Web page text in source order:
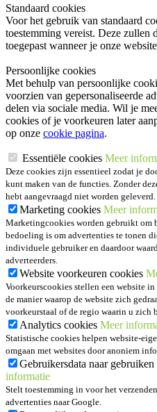
Standaard cookies
Voor het gebruik van standaard
toestemming vereist. Deze zullen
toegepast wanneer je onze
Persoonlijke cookies
Met behulp van persoonlijke
voorzien van gepersonaliseerde
delen via sociale media. Wil je
cookies of je voorkeuren later
op onze cookie pagina.
Essentiële cookies Meer
Deze cookies zijn essentieel zodat je
kunt maken van de functies. Zonder
hebt aangevraagd niet worden geleverd.
Marketing cookies Meer
Marketingcookies worden gebruikt om
bedoeling is om advertenties te tonen
individuele gebruiker en daardoor
adverteerders.
Website voorkeuren cookies
Voorkeurscookies stellen een website
de manier waarop de website zich
voorkeurstaal of de regio waarin u zich
Analytics cookies Meer
Statistische cookies helpen website-
omgaan met websites door anoniem
Gebruikersdata naar
informatie
Stelt toestemming in voor het
advertenties naar Google.